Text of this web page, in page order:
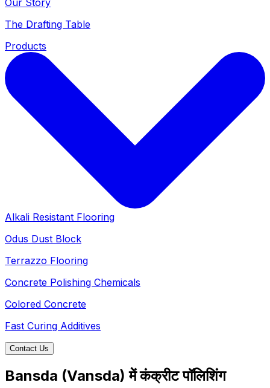
The Drafting Table
Products
Alkali Resistant Flooring
Odus Dust Block
Terrazzo Flooring
Concrete Polishing Chemicals
Colored Concrete
Fast Curing Additives
Contact Us
Bansda (Vansda) में कंक्रीट पॉलिशिंग